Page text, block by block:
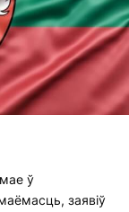
ў
заявіў